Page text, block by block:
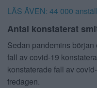
LÄS ÄVEN: 44 000
Antal konstaterat
Sedan pandemins
fall av covid-19
konstaterade fall av
fredagen.